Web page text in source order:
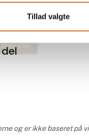
Tillad valgte
messen
og er ikke baseret på